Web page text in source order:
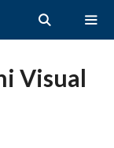
Visual